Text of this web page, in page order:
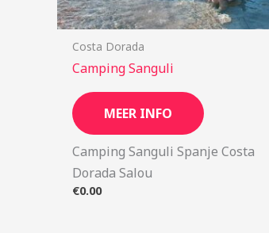
Costa Dorada
Camping Sanguli
MEER INFO
Camping Sanguli Spanje Costa
Dorada Salou
€0.00